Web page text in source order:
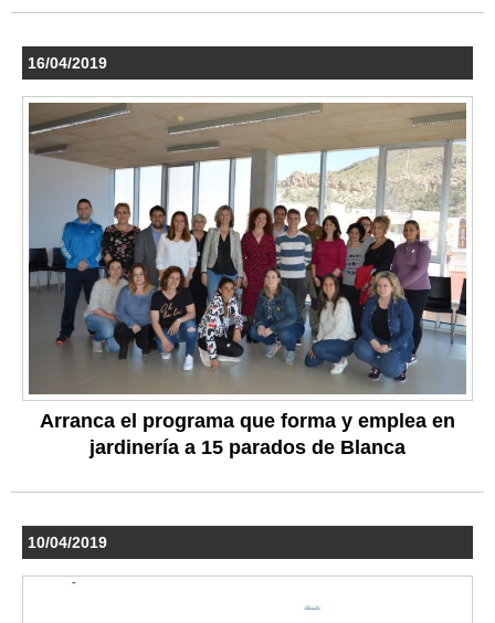
16/04/2019
Arranca el programa que forma y emplea en
jardinería a 15 parados de Blanca
10/04/2019